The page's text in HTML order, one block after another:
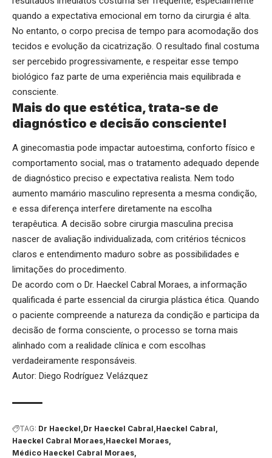
quando a expectativa emocional em torno da cirurgia é alta.
No entanto, o corpo precisa de tempo para acomodação dos
tecidos e evolução da cicatrização. O resultado final costuma
ser percebido progressivamente, e respeitar esse tempo
biológico faz parte de uma experiência mais equilibrada e
consciente.
Mais do que estética, trata-se de
diagnóstico e decisão consciente!
A ginecomastia pode impactar autoestima, conforto físico e
comportamento social, mas o tratamento adequado depende
de diagnóstico preciso e expectativa realista. Nem todo
aumento mamário masculino representa a mesma condição,
e essa diferença interfere diretamente na escolha
terapêutica. A decisão sobre cirurgia masculina precisa
nascer de avaliação individualizada, com critérios técnicos
claros e entendimento maduro sobre as possibilidades e
limitações do procedimento.
De acordo com o Dr. Haeckel Cabral Moraes, a informação
qualificada é parte essencial da cirurgia plástica ética. Quando
o paciente compreende a natureza da condição e participa da
decisão de forma consciente, o processo se torna mais
alinhado com a realidade clínica e com escolhas
verdadeiramente responsáveis.
Autor: Diego Rodríguez Velázquez
TAG: Dr Haeckel Dr Haeckel Cabral Haeckel Cabral
Haeckel Cabral Moraes Haeckel Moraes
Médico Haeckel Cabral Moraes